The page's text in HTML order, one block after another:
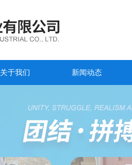
关于我们 新闻动态